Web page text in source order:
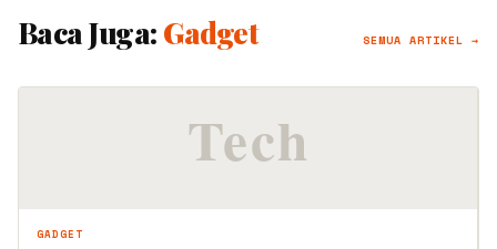
Baca Juga: Gadget SEMUA ARTIKEL →
GADGET